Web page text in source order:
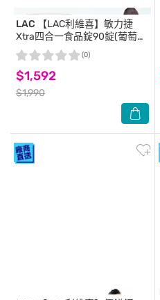
LAC 【LAC利維喜】敏力捷
Xtra四合一食品錠90錠(葡萄糖
胺/軟骨素/MSM/三效固敏捷)
$1,592
$1,990
(0)